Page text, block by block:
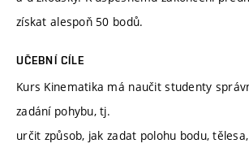
získat alespoň 50 bodů.
UČEBNÍ CÍLE
Kurs Kinematika má naučit studenty
zadání pohybu, tj.
určit způsob, jak zadat polohu bodu,